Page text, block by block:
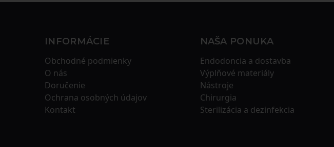
INFORMÁCIE
Obchodné podmienky
O nás
Doručenie
Ochrana osobných údajov
Kontakt
NAŠA PONUKA
Endodoncia a dostavba
Výplňové materiály
Nástroje
Chirurgia
Sterilizácia a dezinfekcia